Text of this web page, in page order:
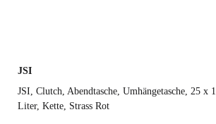
JSI
JSI, Clutch, Abendtasche, Umhängetasche, 25 x
Liter, Kette, Strass Rot